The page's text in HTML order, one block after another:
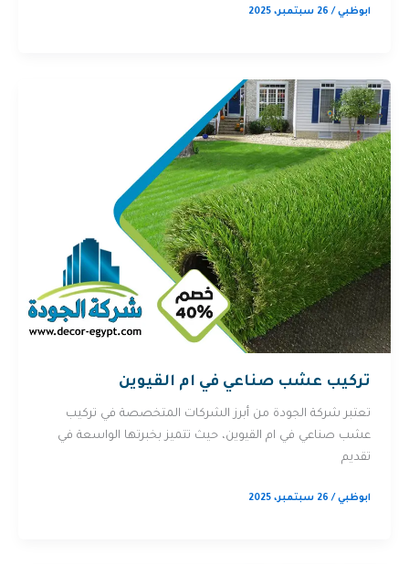
ابوظبي/ 26 سبتمبر، 2025
تركيب عشب صناعي في ام القيوين
تعتبر شركة الجودة من أبرز الشركات المتخصصة في تركيب
عشب صناعي في ام القيوين، حيث تتميز بخبرتها الواسعة في
تقديم
ابوظبي/ 26 سبتمبر، 2025